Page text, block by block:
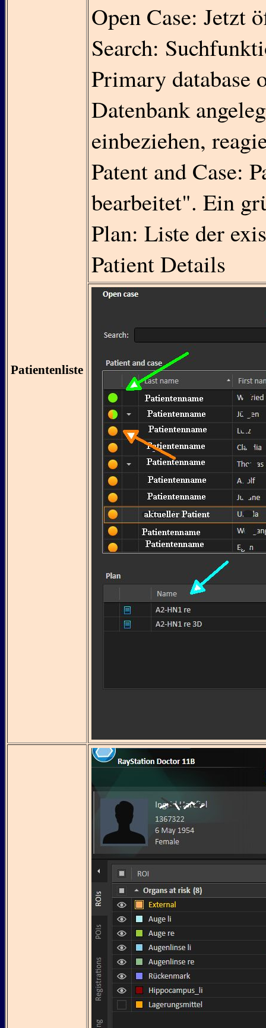
Patientenliste
Open Case: Jetzt
Search:
Primary database
Datenbank
einbeziehen,
Patent and Case:
bearbeitet". Ein
Plan: Liste der
Patient Details